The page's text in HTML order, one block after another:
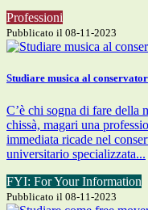
Professioni
Pubblicato il 08-11-2023
Studiare musica al
C’è chi sogna di fare della
chissà, magari una
immediata ricade nel
universitario specializzata...
FYI: For Your Information
Pubblicato il 08-11-2023